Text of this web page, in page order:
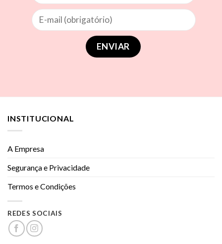
INSTITUCIONAL
A Empresa
Segurança e Privacidade
Termos e Condições
REDES SOCIAIS